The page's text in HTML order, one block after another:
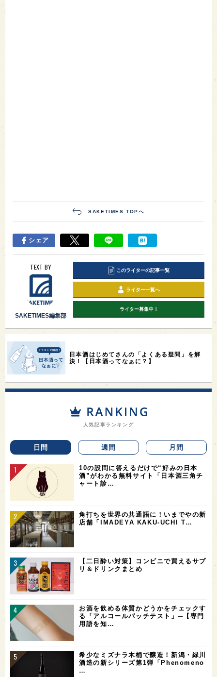
SAKETIMES TOPへ
シェア
TEXT BY
SAKETIMES編集部
このライターの記事一覧
ライター一覧へ
ライター募集中！
日本酒はじめてさんの「よくある疑問」を解
決！【日本酒ってなぁに？】
人気記事ランキング
日間 週間 月間
10の設問に答えるだけで“好みの日本
酒”がわかる無料サイト「日本酒三角チ
ャート診…
角打ちを世界の共通語に！いまでやの新
店舗「IMADEYA KAKU-UCHI T…
【二日酔い対策】コンビニで買えるサプ
リ＆ドリンクまとめ
お酒を飲める体質かどうかをチェックす
る「アルコールパッチテスト」─【専門
用語を知…
希少なミズナラ木桶で醸造！新潟・緑川
酒造の新シリーズ第1弾「Phenomeno
…